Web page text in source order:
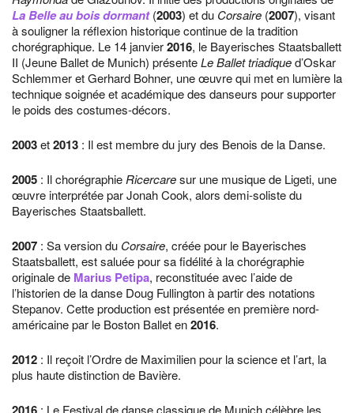
La Belle au bois dormant(2003) et du Corsaire (2007), visant
à souligner la réflexion historique continue de la tradition
chorégraphique. Le 14 janvier2016, le Bayerisches Staatsballett
II (Jeune Ballet de Munich) présenteLe Ballet triadiqued’Oskar
Schlemmer et Gerhard Bohner, une œuvre qui met en lumière la
technique soignée et académique des danseurs pour supporter
le poids des costumes-décors.
2003et2013 : Il est membre du jury des Benois de la Danse.
2005 : Il chorégraphie Ricercaresur une musique de Ligeti, une
œuvre interprétée par Jonah Cook, alors demi-soliste du
Bayerisches Staatsballett.
2007 : Sa version du Corsaire, créée pour le Bayerisches
Staatsballett, est saluée pour sa fidélité à la chorégraphie
originale de Marius Petipa, reconstituée avec l’aide de
l’historien de la danse Doug Fullington à partir des notations
Stepanov. Cette production est présentée en première nord-
américaine par le Boston Ballet en2016.
2012 : Il reçoit l’Ordre de Maximilien pour la science et l’art, la
plus haute distinction de Bavière.
: Le Festival de danse classique de Munich célèbre les